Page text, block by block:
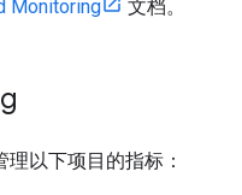
Monitoring 文档。
以下项目的指标：